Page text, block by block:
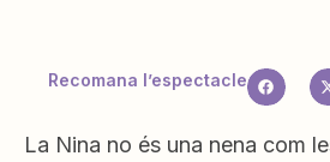
Recomana l’espectacle
La Nina no és una nena com